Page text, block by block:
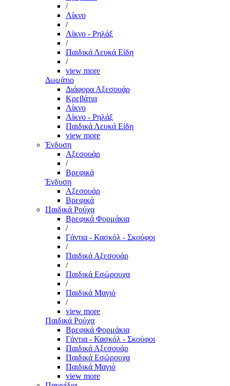
/
Λίκνο
/
Λίκνο - Ρηλάξ
/
Παιδικά Λευκά Είδη
/
view more
Δωμάτιο
Διάφορα Αξεσουάρ
Κρεβάτια
Λίκνο
Λίκνο - Ρηλάξ
Παιδικά Λευκά Είδη
view more
Ένδυση
Αξεσουάρ
/
Βρεφικά
Ένδυση
Αξεσουάρ
Βρεφικά
Παιδικά Ρούχα
Βρεφικά Φορμάκια
/
Γάντια - Κασκόλ - Σκούφοι
/
Παιδικά Αξεσουάρ
/
Παιδικά Εσώρουχα
/
Παιδικά Μαγιό
/
view more
Παιδικά Ρούχα
Βρεφικά Φορμάκια
Γάντια - Κασκόλ - Σκούφοι
Παιδικά Αξεσουάρ
Παιδικά Εσώρουχα
Παιδικά Μαγιό
view more